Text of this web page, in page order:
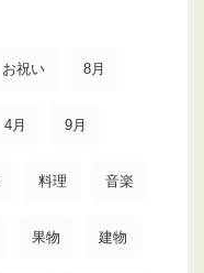
お祝い 8月
4月 9月
料理 音楽
果物 建物